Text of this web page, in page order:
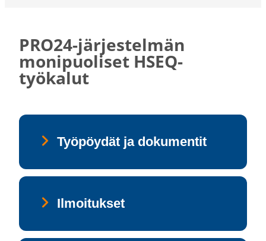
PRO24-​järjestelmän
monipuo­liset HSEQ-​
työkalut
Työ­pöy­dät ja do­ku­men­tit
Il­moi­tuk­set